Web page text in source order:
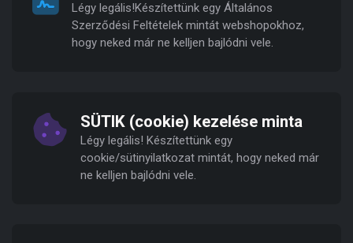
Légy legális!Készítettünk egy Általános
Szerződési Feltételek mintát webshopokhoz,
hogy neked már ne kelljen bajlódni vele.
SÜTIK (cookie) kezelése minta
Légy legális! Készítettünk egy
cookie/sütinyilatkozat mintát, hogy neked már
ne kelljen bajlódni vele.